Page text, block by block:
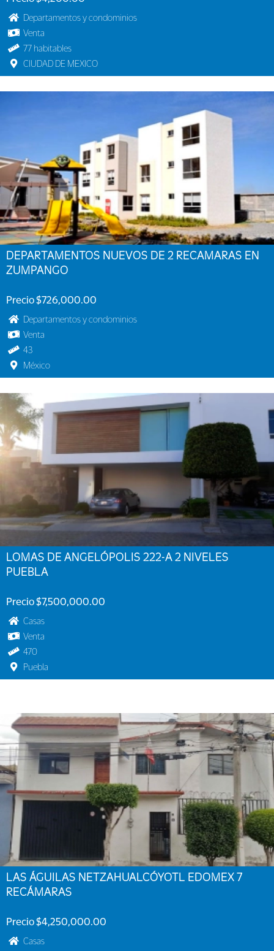
Departamentos y condominios
Venta
77 habitables
CIUDAD DE MEXICO
DEPARTAMENTOS NUEVOS DE 2 RECAMARAS EN
ZUMPANGO
Precio $726,000.00
Departamentos y condominios
Venta
43
México
LOMAS DE ANGELÓPOLIS 222-A 2 NIVELES
PUEBLA
Precio $7,500,000.00
Casas
Venta
470
Puebla
LAS ÁGUILAS NETZAHUALCÓYOTL EDOMEX 7
RECÁMARAS
Precio $4,250,000.00
Casas